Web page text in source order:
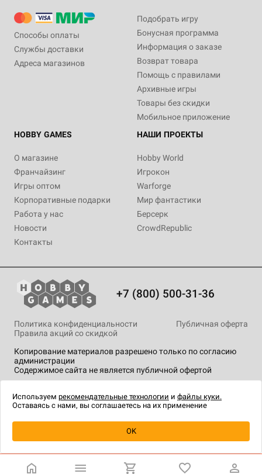
Уведомить о наличии
Способы оплаты
Службы доставки
Адреса магазинов
Подобрать игру
Бонусная программа
Информация о заказе
Возврат товара
Помощь с правилами
Архивные игры
Товары без скидки
Мобильное приложение
HOBBY GAMES
О магазине
Франчайзинг
Игры оптом
Корпоративные подарки
Работа у нас
Новости
Контакты
НАШИ ПРОЕКТЫ
Hobby World
Игрокон
Warforge
Мир фантастики
Берсерк
CrowdRepublic
+7 (800) 500-31-36
Копирование материалов разрешено только по согласию
администрации
Содержимое сайта не является публичной офертой
Политика конфиденциальности
Публичная оферта
Правила акций со скидкой
технологии.
Используем рекомендательные технологии и файлы куки.
Оставаясь с нами, вы соглашаетесь на их применение
OK